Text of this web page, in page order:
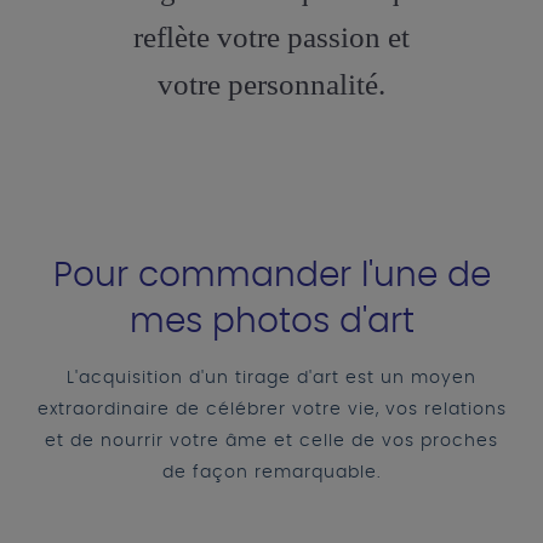
reflète votre passion et
votre personnalité.
Pour commander l'une de
mes photos d'art
L'acquisition d'un tirage d'art est un moyen
extraordinaire de célébrer votre vie, vos relations
et de nourrir votre âme et celle de vos proches
de façon remarquable.